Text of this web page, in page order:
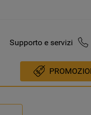
Supporto e servizi